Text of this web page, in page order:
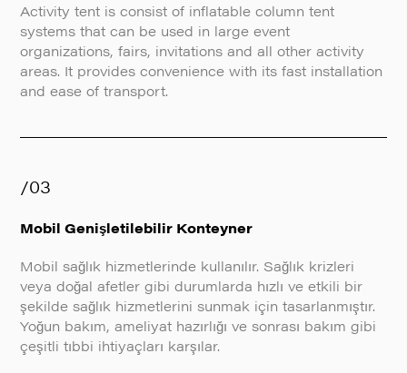
Activity tent is consist of inflatable column tent
systems that can be used in large event
organizations, fairs, invitations and all other activity
areas. It provides convenience with its fast installation
and ease of transport.
/03
Mobil Genişletilebilir Konteyner
Mobil sağlık hizmetlerinde kullanılır. Sağlık krizleri
veya doğal afetler gibi durumlarda hızlı ve etkili bir
şekilde sağlık hizmetlerini sunmak için tasarlanmıştır.
Yoğun bakım, ameliyat hazırlığı ve sonrası bakım gibi
çeşitli tıbbi ihtiyaçları karşılar.